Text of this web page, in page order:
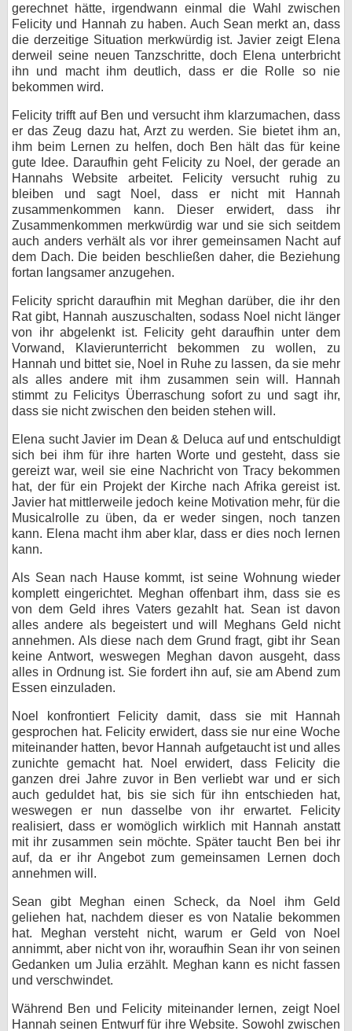
gerechnet hätte, irgendwann einmal die Wahl zwischen
Felicity und Hannah zu haben. Auch Sean merkt an, dass
die derzeitige Situation merkwürdig ist. Javier zeigt Elena
derweil seine neuen Tanzschritte, doch Elena unterbricht
ihn und macht ihm deutlich, dass er die Rolle so nie
bekommen wird.
Felicity trifft auf Ben und versucht ihm klarzumachen, dass
er das Zeug dazu hat, Arzt zu werden. Sie bietet ihm an,
ihm beim Lernen zu helfen, doch Ben hält das für keine
gute Idee. Daraufhin geht Felicity zu Noel, der gerade an
Hannahs Website arbeitet. Felicity versucht ruhig zu
bleiben und sagt Noel, dass er nicht mit Hannah
zusammenkommen kann. Dieser erwidert, dass ihr
Zusammenkommen merkwürdig war und sie sich seitdem
auch anders verhält als vor ihrer gemeinsamen Nacht auf
dem Dach. Die beiden beschließen daher, die Beziehung
fortan langsamer anzugehen.
Felicity spricht daraufhin mit Meghan darüber, die ihr den
Rat gibt, Hannah auszuschalten, sodass Noel nicht länger
von ihr abgelenkt ist. Felicity geht daraufhin unter dem
Vorwand, Klavierunterricht bekommen zu wollen, zu
Hannah und bittet sie, Noel in Ruhe zu lassen, da sie mehr
als alles andere mit ihm zusammen sein will. Hannah
stimmt zu Felicitys Überraschung sofort zu und sagt ihr,
dass sie nicht zwischen den beiden stehen will.
Elena sucht Javier im Dean & Deluca auf und entschuldigt
sich bei ihm für ihre harten Worte und gesteht, dass sie
gereizt war, weil sie eine Nachricht von Tracy bekommen
hat, der für ein Projekt der Kirche nach Afrika gereist ist.
Javier hat mittlerweile jedoch keine Motivation mehr, für die
Musicalrolle zu üben, da er weder singen, noch tanzen
kann. Elena macht ihm aber klar, dass er dies noch lernen
kann.
Als Sean nach Hause kommt, ist seine Wohnung wieder
komplett eingerichtet. Meghan offenbart ihm, dass sie es
von dem Geld ihres Vaters gezahlt hat. Sean ist davon
alles andere als begeistert und will Meghans Geld nicht
annehmen. Als diese nach dem Grund fragt, gibt ihr Sean
keine Antwort, weswegen Meghan davon ausgeht, dass
alles in Ordnung ist. Sie fordert ihn auf, sie am Abend zum
Essen einzuladen.
Noel konfrontiert Felicity damit, dass sie mit Hannah
gesprochen hat. Felicity erwidert, dass sie nur eine Woche
miteinander hatten, bevor Hannah aufgetaucht ist und alles
zunichte gemacht hat. Noel erwidert, dass Felicity die
ganzen drei Jahre zuvor in Ben verliebt war und er sich
auch geduldet hat, bis sie sich für ihn entschieden hat,
weswegen er nun dasselbe von ihr erwartet. Felicity
realisiert, dass er womöglich wirklich mit Hannah anstatt
mit ihr zusammen sein möchte. Später taucht Ben bei ihr
auf, da er ihr Angebot zum gemeinsamen Lernen doch
annehmen will.
Sean gibt Meghan einen Scheck, da Noel ihm Geld
geliehen hat, nachdem dieser es von Natalie bekommen
hat. Meghan versteht nicht, warum er Geld von Noel
annimmt, aber nicht von ihr, woraufhin Sean ihr von seinen
Gedanken um Julia erzählt. Meghan kann es nicht fassen
und verschwindet.
Während Ben und Felicity miteinander lernen, zeigt Noel
Hannah seinen Entwurf für ihre Website. Sowohl zwischen